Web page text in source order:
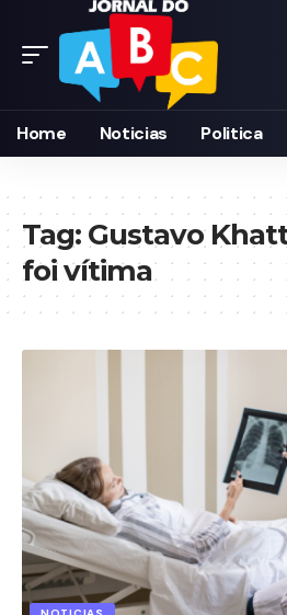
Home Noticias Politica
Tag: Gustavo
foi vítima